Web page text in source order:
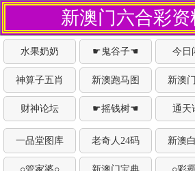
新澳门六合彩资
水果奶奶 ☛鬼谷子☚ 今日
神算子五肖 新澳跑马图 新澳
财神论坛 ☛摇钱树☚ 通天
一品堂图库 老奇人24码 新澳